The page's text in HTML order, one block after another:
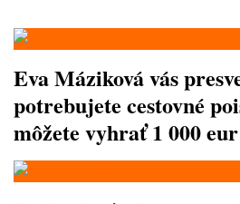
Eva Máziková vás
potrebujete cestovné
môžete vyhrať 1 000 eur